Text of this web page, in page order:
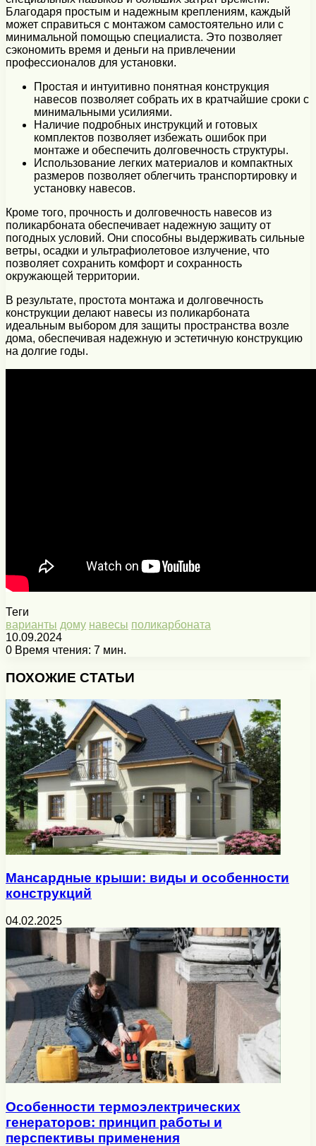
Благодаря простым и надежным креплениям, каждый
может справиться с монтажом самостоятельно или с
минимальной помощью специалиста. Это позволяет
сэкономить время и деньги на привлечении
профессионалов для установки.
Простая и интуитивно понятная конструкция
навесов позволяет собрать их в кратчайшие сроки с
минимальными усилиями.
Наличие подробных инструкций и готовых
комплектов позволяет избежать ошибок при
монтаже и обеспечить долговечность структуры.
Использование легких материалов и компактных
размеров позволяет облегчить транспортировку и
установку навесов.
Кроме того, прочность и долговечность навесов из
поликарбоната обеспечивает надежную защиту от
погодных условий. Они способны выдерживать сильные
ветры, осадки и ультрафиолетовое излучение, что
позволяет сохранить комфорт и сохранность
окружающей территории.
В результате, простота монтажа и долговечность
конструкции делают навесы из поликарбоната
идеальным выбором для защиты пространства возле
дома, обеспечивая надежную и эстетичную конструкцию
на долгие годы.
Теги
варианты дому навесы поликарбоната
10.09.2024
0 Время чтения: 7 мин.
ПОХОЖИЕ СТАТЬИ
Мансардные крыши: виды и особенности
конструкций
04.02.2025
Особенности термоэлектрических
генераторов: принцип работы и
перспективы применения